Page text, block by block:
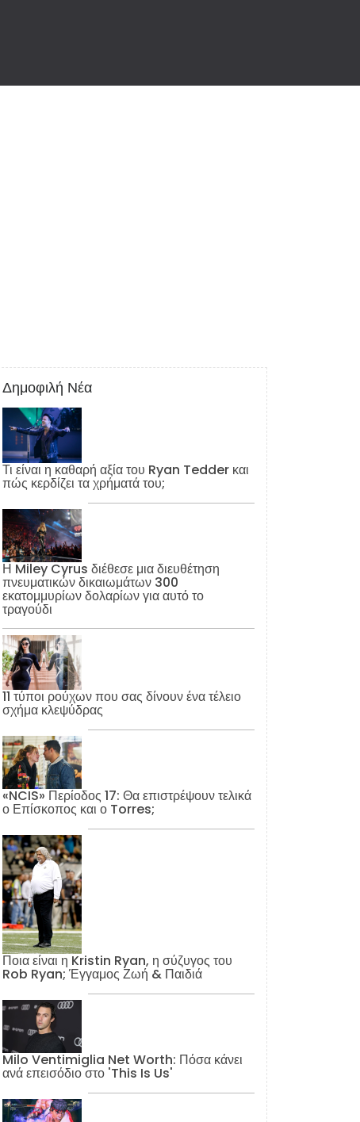
Δημοφιλή Νέα
Τι είναι η καθαρή αξία του Ryan Tedder και
πώς κερδίζει τα χρήματά του;
Η Miley Cyrus διέθεσε μια διευθέτηση
πνευματικών δικαιωμάτων 300
εκατομμυρίων δολαρίων για αυτό το
τραγούδι
11 τύποι ρούχων που σας δίνουν ένα τέλειο
σχήμα κλεψύδρας
«NCIS» Περίοδος 17: Θα επιστρέψουν τελικά
ο Επίσκοπος και ο Torres;
Ποια είναι η Kristin Ryan, η σύζυγος του
Rob Ryan; Έγγαμος Ζωή & Παιδιά
Milo Ventimiglia Net Worth: Πόσα κάνει
ανά επεισόδιο στο 'This Is Us'